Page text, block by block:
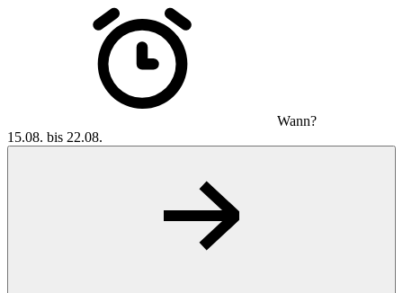
Wann?
15.08. bis 22.08.